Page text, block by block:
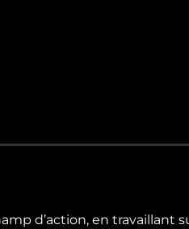
d’action, en